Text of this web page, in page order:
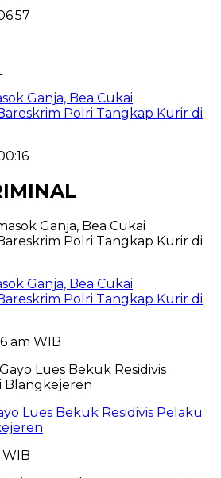
Ganja, Bea Cukai
Polri Tangkap Kurir di
Ganja, Bea Cukai
Polri Tangkap Kurir di
am WIB
Lues Bekuk Residivis Pelaku
WIB